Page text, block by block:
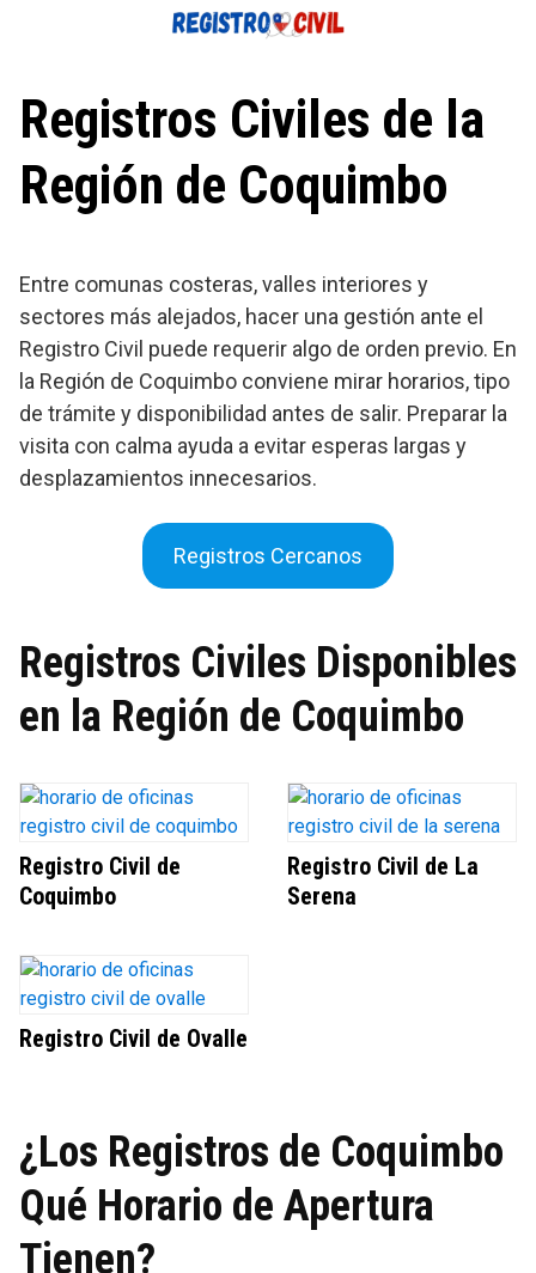
Registros Civiles de la
Región de Coquimbo
Entre comunas costeras, valles interiores y
sectores más alejados, hacer una gestión ante el
Registro Civil puede requerir algo de orden previo. En
la Región de Coquimbo conviene mirar horarios, tipo
de trámite y disponibilidad antes de salir. Preparar la
visita con calma ayuda a evitar esperas largas y
desplazamientos innecesarios.
Registros Cercanos
Registros Civiles Disponibles
en la Región de Coquimbo
Registro Civil de
Coquimbo
Registro Civil de La
Serena
Registro Civil de Ovalle
¿Los Registros de Coquimbo
Qué Horario de Apertura
Tienen?